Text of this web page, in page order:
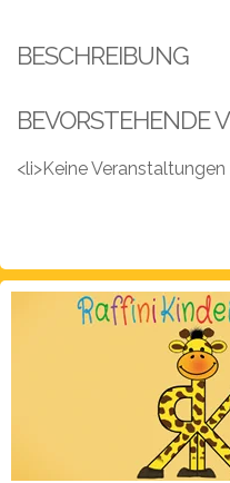
Über
Fotos,
Events
Referenzen
BESCHREIBUNG
BEVORSTEHENDE
<li>Keine